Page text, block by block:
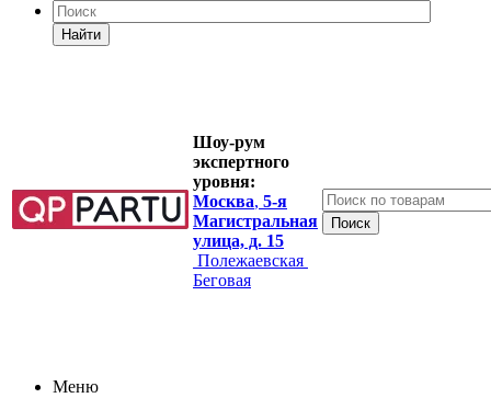
Найти
Шоу-рум
экспертного
уровня:
Москва, 5-я
Магистральная
улица, д. 15
Полежаевская
Беговая
Меню